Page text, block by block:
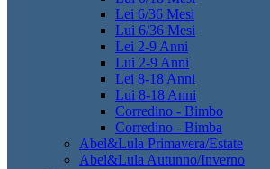
Lei 6/36 Mesi
Lui 6/36 Mesi
Lei 2-9 Anni
Lui 2-9 Anni
Lei 8-18 Anni
Lui 8-18 Anni
Corredino - Bimbo
Corredino - Bimba
Abel&Lula Primavera/Estate
Abel&Lula Autunno/Inverno